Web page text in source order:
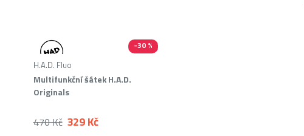
-30 %
Multifunkční šátek H.A.D.
Originals
H.A.D. Fluo
329 Kč
470 Kč